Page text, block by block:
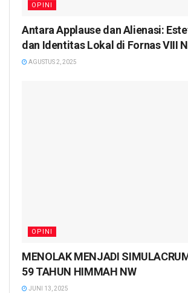
OPINI
Antara Applause dan Alienasi:
dan Identitas Lokal di Fornas VIII
AGUSTUS 2, 2025
OPINI
MENOLAK MENJADI
59 TAHUN HIMMAH NW
JUNI 13, 2025